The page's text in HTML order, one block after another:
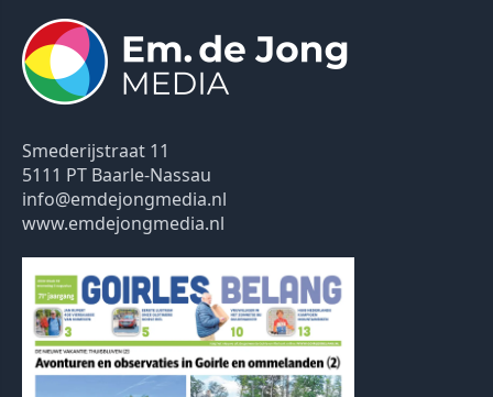
Smederijstraat 11
5111 PT Baarle-Nassau
info@emdejongmedia.nl
www.emdejongmedia.nl